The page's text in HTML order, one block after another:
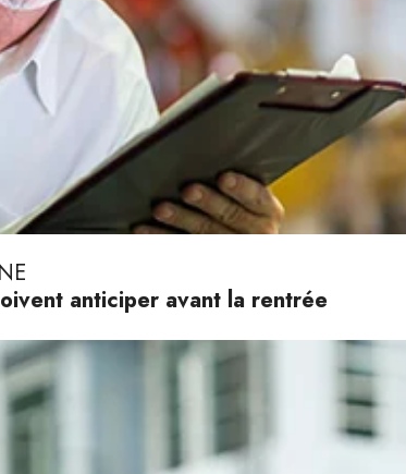
anticiper avant la rentrée